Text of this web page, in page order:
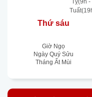
Tỵ(9h -
Thứ sáu
Giờ Ngọ
Ngày Quý Sửu
Tháng Ất Mùi